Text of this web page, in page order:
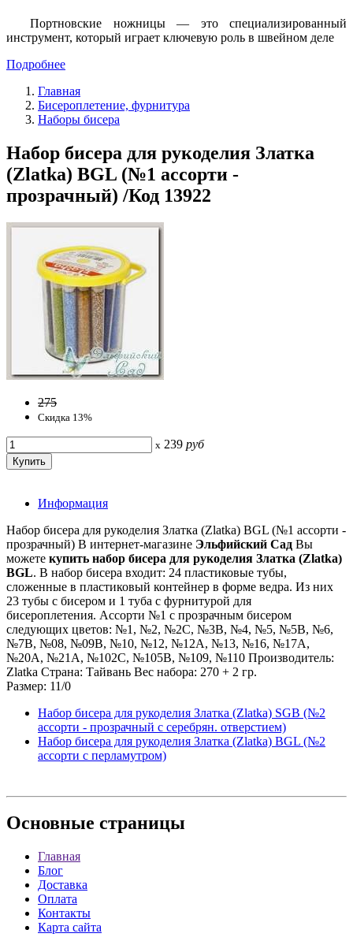
Портновские ножницы — это специализированный
инструмент, который играет ключевую роль в швейном деле
Подробнее
Главная
Бисероплетение, фурнитура
Наборы бисера
Набор бисера для рукоделия Златка
(Zlatka) BGL (№1 ассорти -
прозрачный) /Код 13922
275
Скидка 13%
x 239 руб
Информация
Набор бисера для рукоделия Златка (Zlatka) BGL (№1 ассорти -
прозрачный) В интернет-магазине Эльфийский Сад Вы
можете купить набор бисера для рукоделия Златка (Zlatka)
BGL. В набор бисера входит: 24 пластиковые тубы,
сложенные в пластиковый контейнер в форме ведра. Из них
23 тубы с бисером и 1 туба с фурнитурой для
бисероплетения. Ассорти №1 с прозрачным бисером
следующих цветов: №1, №2, №2C, №3B, №4, №5, №5B, №6,
№7B, №08, №09B, №10, №12, №12A, №13, №16, №17A,
№20A, №21A, №102C, №105B, №109, №110 Производитель:
Zlatka Страна: Тайвань Вес набора: 270 + 2 гр.
Размер: 11/0
Набор бисера для рукоделия Златка (Zlatka) SGB (№2
ассорти - прозрачный с серебрян. отверстием)
Набор бисера для рукоделия Златка (Zlatka) BGL (№2
ассорти с перламутром)
Основные страницы
Главная
Блог
Доставка
Оплата
Контакты
Карта сайта